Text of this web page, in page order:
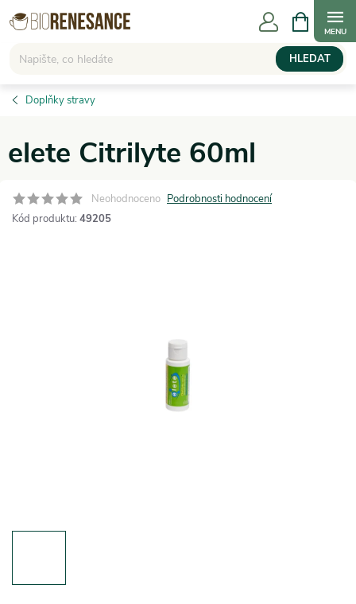
Přejít
na
HLEDAT
NÁKUPNÍ
KOŠÍK
Doplňky stravy
elete Citrilyte 60ml
Neohodnoceno Podrobnosti hodnocení
Kód produktu: 49205